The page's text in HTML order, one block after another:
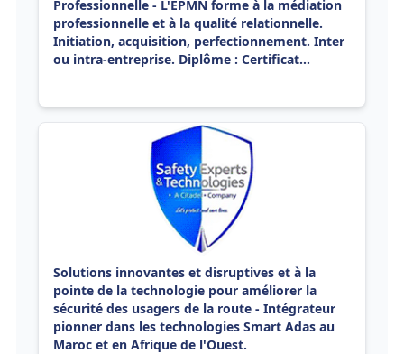
Professionnelle - L'EPMN forme à la médiation
professionnelle et à la qualité relationnelle.
Initiation, acquisition, perfectionnement. Inter
ou intra-entreprise. Diplôme : Certificat
professionnelle des médiateurs professionnels.
Solutions innovantes et disruptives et à la
pointe de la technologie pour améliorer la
sécurité des usagers de la route - Intégrateur
pionner dans les technologies Smart Adas au
Maroc et en Afrique de l'Ouest.